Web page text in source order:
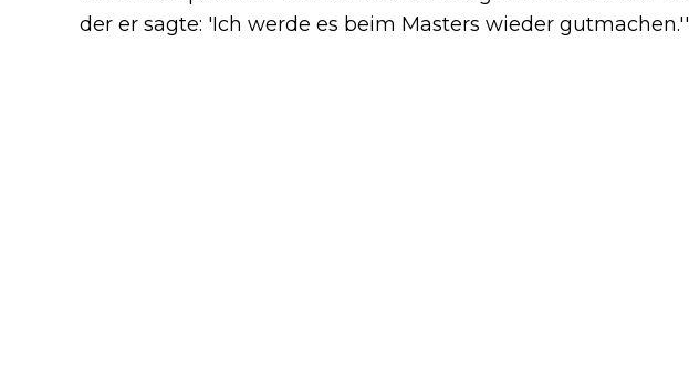
der er sagte: 'Ich werde es beim Masters wieder